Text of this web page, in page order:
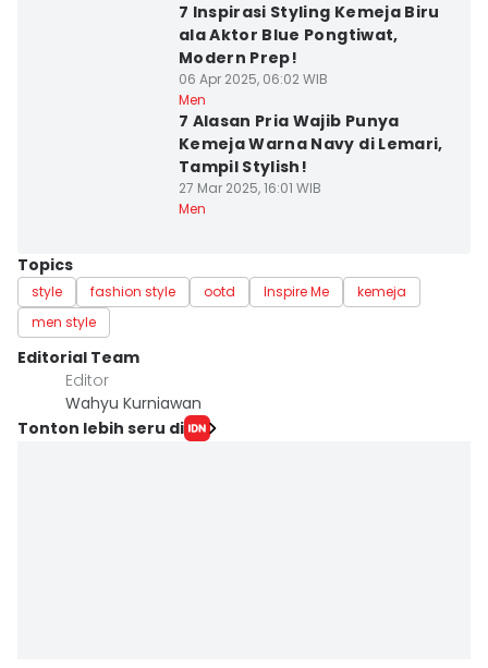
7 Inspirasi Styling Kemeja Biru
ala Aktor Blue Pongtiwat,
Modern Prep!
06 Apr 2025, 06:02 WIB
Men
7 Alasan Pria Wajib Punya
Kemeja Warna Navy di Lemari,
Tampil Stylish!
27 Mar 2025, 16:01 WIB
Men
Topics
style fashion style ootd Inspire Me
kemeja
men style
Editorial Team
Editor
Wahyu Kurniawan
Tonton lebih seru di